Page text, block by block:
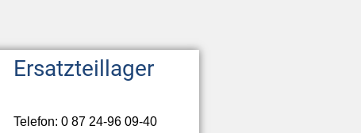
Ersatzteillager
Telefon: 0 87 24-96 09-40